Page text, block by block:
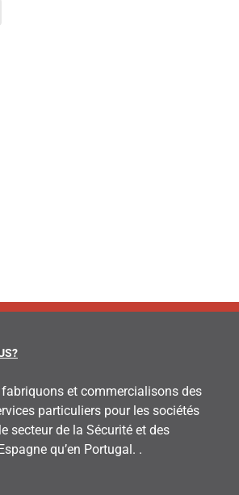
et commercialisons des
particuliers pour les sociétés
secteur de la Sécurité et des
qu’en Portugal. .